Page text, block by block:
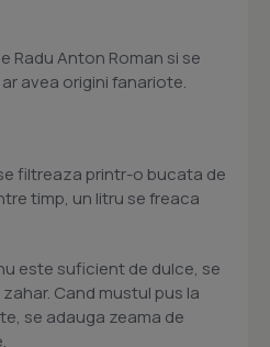
Radu Anton Roman si se
avea origini fanariote.
filtreaza printr-o bucata de
timp, un litru se freaca
este suficient de dulce, se
Cand mustul pus la
se adauga zeama de